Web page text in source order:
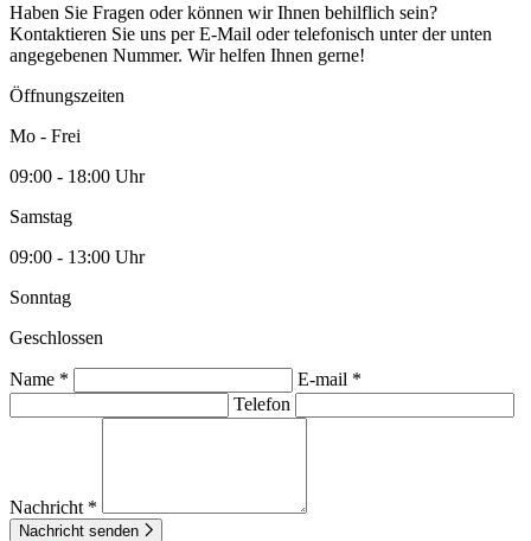
Haben Sie Fragen oder können wir Ihnen behilflich sein?
Kontaktieren Sie uns per E-Mail oder telefonisch unter der unten
angegebenen Nummer. Wir helfen Ihnen gerne!
Öffnungszeiten
Mo - Frei
09:00 - 18:00 Uhr
Samstag
09:00 - 13:00 Uhr
Sonntag
Geschlossen
Name *
E-mail *
Telefon
Nachricht *
Nachricht senden